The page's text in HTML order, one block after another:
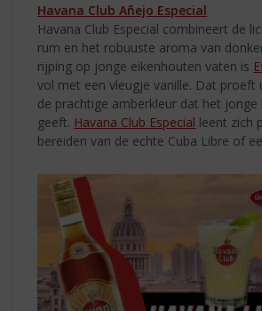
Havana Club Añejo Especial
Havana Club Especial combineert de
rum en het robuuste aroma van
rijping op jonge eikenhouten vaten is
vol met een vleugje vanille. Dat proeft
de prachtige amberkleur dat het
geeft. Havana Club Especial leent zich
bereiden van de echte Cuba Libre of